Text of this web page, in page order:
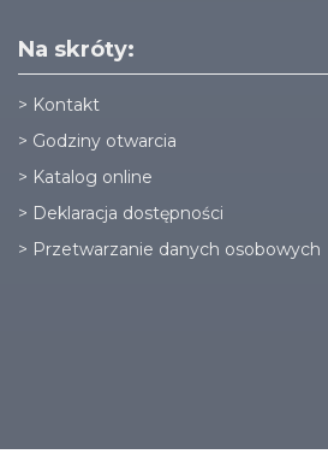
Na skróty:
> Kontakt
> Godziny otwarcia
> Katalog online
> Deklaracja dostępności
> Przetwarzanie danych osobowych